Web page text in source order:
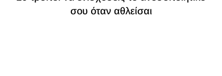
σου όταν αθλείσαι